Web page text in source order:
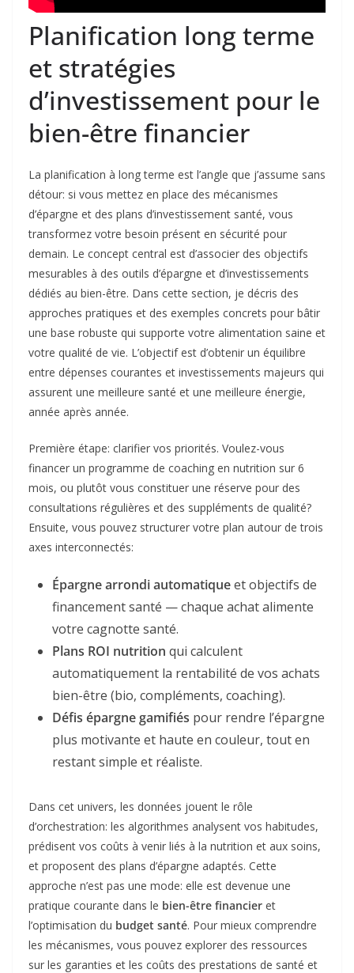
Planification long terme
et stratégies
d’investissement pour le
bien-être financier
La planification à long terme est l’angle que j’assume sans
détour: si vous mettez en place des mécanismes
d’épargne et des plans d’investissement santé, vous
transformez votre besoin présent en sécurité pour
demain. Le concept central est d’associer des objectifs
mesurables à des outils d’épargne et d’investissements
dédiés au bien-être. Dans cette section, je décris des
approches pratiques et des exemples concrets pour bâtir
une base robuste qui supporte votre alimentation saine et
votre qualité de vie. L’objectif est d’obtenir un équilibre
entre dépenses courantes et investissements majeurs qui
assurent une meilleure santé et une meilleure énergie,
année après année.
Première étape: clarifier vos priorités. Voulez-vous
financer un programme de coaching en nutrition sur 6
mois, ou plutôt vous constituer une réserve pour des
consultations régulières et des suppléments de qualité?
Ensuite, vous pouvez structurer votre plan autour de trois
axes interconnectés:
Épargne arrondi automatiqueet objectifs de
financement santé — chaque achat alimente
votre cagnotte santé.
Plans ROI nutrition qui calculent
automatiquement la rentabilité de vos achats
bien-être (bio, compléments, coaching).
Défis épargne gamifiés pour rendre l’épargne
plus motivante et haute en couleur, tout en
restant simple et réaliste.
Dans cet univers, les données jouent le rôle
d’orchestration: les algorithmes analysent vos habitudes,
prédisent vos coûts à venir liés à la nutrition et aux soins,
et proposent des plans d’épargne adaptés. Cette
approche n’est pas une mode: elle est devenue une
pratique courante dans le bien-être financier et
l’optimisation du budget santé. Pour mieux comprendre
les mécanismes, vous pouvez explorer des ressources
sur les garanties et les coûts des prestations de santé et